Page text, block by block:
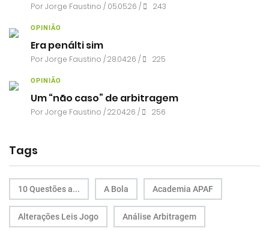
PorJorge Faustino / 05.05.26 / 243
OPINIÃO
Era penálti sim
PorJorge Faustino / 28.04.26 / 225
OPINIÃO
Um “não caso” de arbitragem
PorJorge Faustino / 22.04.26 / 256
Tags
10 Questões a... A Bola Academia APAF
Alterações Leis Jogo Análise Arbitragem